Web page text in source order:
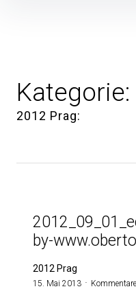
Kategorie:
2012 Prag
by-
2012 Prag
15. Mai 2013